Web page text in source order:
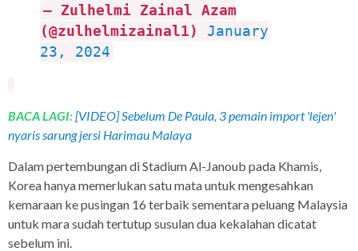
— Zulhelmi Zainal Azam
(@zulhelmizainal1) January
23, 2024
BACA LAGI:[VIDEO] Sebelum De Paula, 3 pemain import 'lejen'
nyaris sarung jersi Harimau Malaya
Dalam pertembungan di Stadium Al-Janoub pada Khamis,
Korea hanya memerlukan satu mata untuk mengesahkan
kemaraan ke pusingan 16 terbaik sementara peluang Malaysia
untuk mara sudah tertutup susulan dua kekalahan dicatat
sebelum ini.